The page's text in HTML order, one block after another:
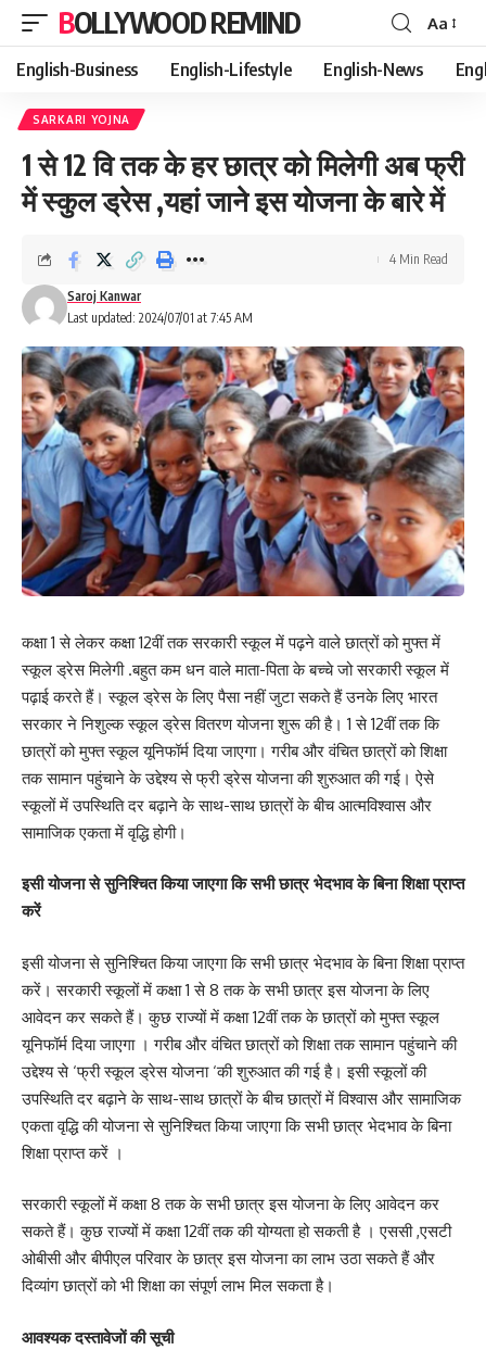
BOLLYWOOD REMIND
Font
Resizer
Aa
English-Business English-Lifestyle English-News
SARKARI YOJNA
1 से 12 वि तक के हर छात्र को मिलेगी अब फ्री
में स्कुल ड्रेस ,यहां जाने इस योजना के बारे में
Last updated: 2024/07/01 at 7:45 AM
Saroj Kanwar
4 Min Read
कक्षा 1 से लेकर कक्षा 12वीं तक सरकारी स्कूल में पढ़ने वाले छात्रों को मुफ्त में
स्कूल ड्रेस मिलेगी .बहुत कम धन वाले माता-पिता के बच्चे जो सरकारी स्कूल में
पढ़ाई करते हैं। स्कूल ड्रेस के लिए पैसा नहीं जुटा सकते हैं उनके लिए भारत
सरकार ने निशुल्क स्कूल ड्रेस वितरण योजना शुरू की है। 1 से 12वीं तक कि
छात्रों को मुफ्त स्कूल यूनिफॉर्म दिया जाएगा। गरीब और वंचित छात्रों को शिक्षा
तक सामान पहुंचाने के उद्देश्य से फ्री ड्रेस योजना की शुरुआत की गई। ऐसे
स्कूलों में उपस्थिति दर बढ़ाने के साथ-साथ छात्रों के बीच आत्मविश्वास और
सामाजिक एकता में वृद्धि होगी।
इसी योजना से सुनिश्चित किया जाएगा कि सभी छात्र भेदभाव के बिना शिक्षा प्राप्त
करें
इसी योजना से सुनिश्चित किया जाएगा कि सभी छात्र भेदभाव के बिना शिक्षा प्राप्त
करें। सरकारी स्कूलों में कक्षा 1 से 8 तक के सभी छात्र इस योजना के लिए
आवेदन कर सकते हैं। कुछ राज्यों में कक्षा 12वीं तक के छात्रों को मुफ्त स्कूल
यूनिफॉर्म दिया जाएगा । गरीब और वंचित छात्रों को शिक्षा तक सामान पहुंचाने की
उद्देश्य से ‘फ्री स्कूल ड्रेस योजना ‘की शुरुआत की गई है। इसी स्कूलों की
उपस्थिति दर बढ़ाने के साथ-साथ छात्रों के बीच छात्रों में विश्वास और सामाजिक
एकता वृद्धि की योजना से सुनिश्चित किया जाएगा कि सभी छात्र भेदभाव के बिना
शिक्षा प्राप्त करें ।
सरकारी स्कूलों में कक्षा 8 तक के सभी छात्र इस योजना के लिए आवेदन कर
सकते हैं। कुछ राज्यों में कक्षा 12वीं तक की योग्यता हो सकती है । एससी ,एसटी
ओबीसी और बीपीएल परिवार के छात्र इस योजना का लाभ उठा सकते हैं और
दिव्यांग छात्रों को भी शिक्षा का संपूर्ण लाभ मिल सकता है।
आवश्यक दस्तावेजों की सूची